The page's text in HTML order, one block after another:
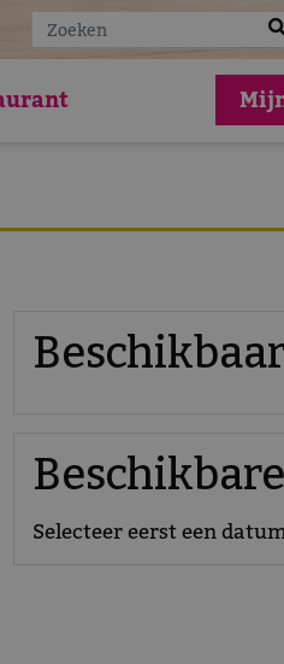
Selecteer eerst een